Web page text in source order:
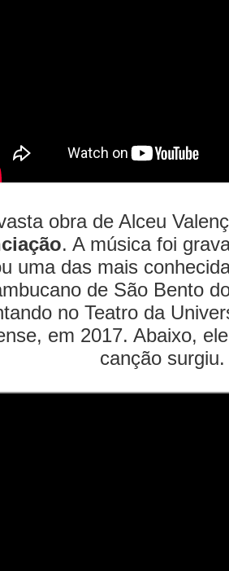
obra de Alceu
. A música foi
uma das mais
de São Bento
no Teatro da
em 2017. Abaixo,
canção surgiu.